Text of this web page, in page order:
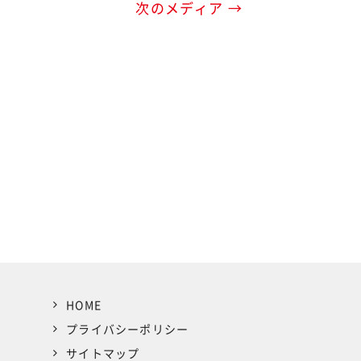
次のメディア →
HOME
プライバシーポリシー
サイトマップ